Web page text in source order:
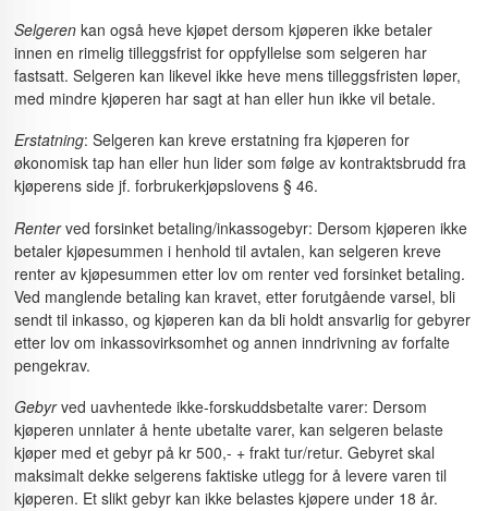
Selgeren kan også heve kjøpet dersom kjøperen ikke betaler
innen en rimelig tilleggsfrist for oppfyllelse som selgeren har
fastsatt. Selgeren kan likevel ikke heve mens tilleggsfristen løper,
med mindre kjøperen har sagt at han eller hun ikke vil betale.
Erstatning: Selgeren kan kreve erstatning fra kjøperen for
økonomisk tap han eller hun lider som følge av kontraktsbrudd fra
kjøperens side jf. forbrukerkjøpslovens § 46.
Renterved forsinket betaling/inkassogebyr: Dersom kjøperen ikke
betaler kjøpesummen i henhold til avtalen, kan selgeren kreve
renter av kjøpesummen etter lov om renter ved forsinket betaling.
Ved manglende betaling kan kravet, etter forutgående varsel, bli
sendt til inkasso, og kjøperen kan da bli holdt ansvarlig for gebyrer
etter lov om inkassovirksomhet og annen inndrivning av forfalte
pengekrav.
Gebyrved uavhentede ikke-forskuddsbetalte varer: Dersom
kjøperen unnlater å hente ubetalte varer, kan selgeren belaste
kjøper med et gebyr på kr 500,- + frakt tur/retur. Gebyret skal
maksimalt dekke selgerens faktiske utlegg for å levere varen til
kjøperen. Et slikt gebyr kan ikke belastes kjøpere under 18 år.